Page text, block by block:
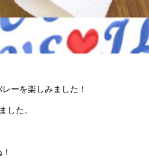
ーを楽しみました！
した。